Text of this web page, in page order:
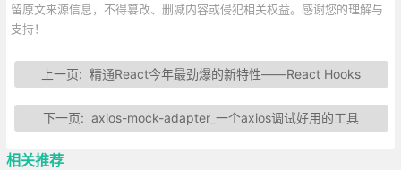
留原文来源信息，不得篡改、删减内容或侵犯相关权益。感谢您的理解与
支持！
上一页:精通React今年最劲爆的新特性——React Hooks
下一页:axios-mock-adapter_一个axios调试好用的工具
相关推荐